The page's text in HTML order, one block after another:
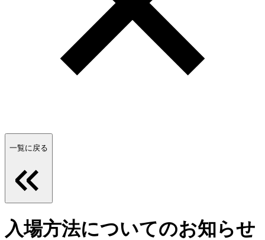
一覧に戻る
入場方法についてのお知らせ